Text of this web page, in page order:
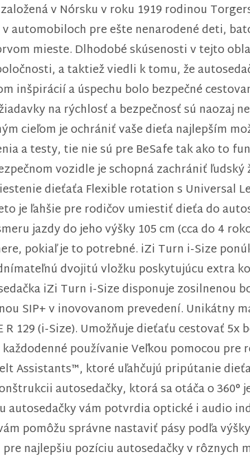
v Nórsku v roku 1919 rodinou
automobiloch pre ešte nenarodené deti,
mieste. Dlhodobé skúsenosti v tejto
a taktiež viedli k tomu, že
inšpirácií a úspechu bolo bezpečné
na rýchlosť a bezpečnosť sú naozaj
cieľom je ochrániť vaše dieťa najlepším
a testy, tie nie sú pre BeSafe tak ako to
vozidle je schopná zachrániť
dieťaťa Flexible rotation s Universal
je ľahšie pre rodičov umiestiť dieťa do
jazdy do jeho výšky 105 cm (cca do 4
pokiaľ je to potrebné. iZi Turn i-Size
dvojitú vložku poskytujúcu extra
iZi Turn i-Size disponuje zosilnenou
SIP+ v inovovanom prevedení. Unikátny
R 129 (i-Size). Umožňuje dieťaťu cestovať 5x
používanie Veľkou pomocou pre
Assistants™, ktoré uľahčujú pripútanie
autosedačky, ktorá sa otáča o
autosedačky vám potvrdia optické i audio
pomôžu správne nastaviť pásy podľa
najlepšiu pozíciu autosedačky v rôznych